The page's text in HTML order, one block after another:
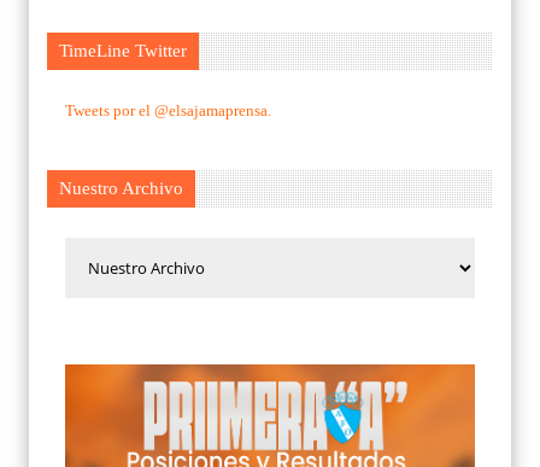
TimeLine Twitter
Tweets por el @elsajamaprensa.
Nuestro Archivo